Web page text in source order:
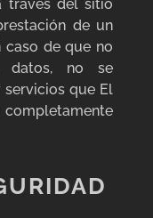
través del sitio
de un
caso de que no
datos, no se
que El